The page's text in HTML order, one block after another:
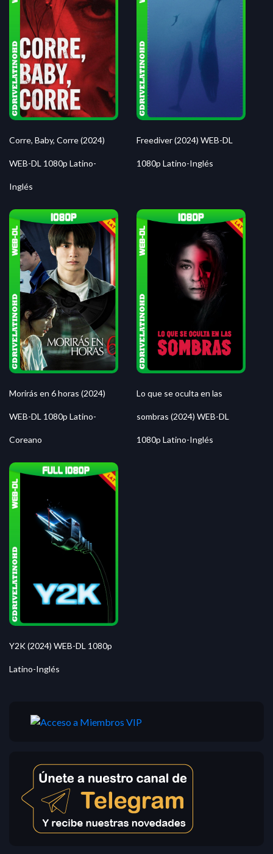
Corre, Baby, Corre (2024)
WEB-DL 1080p Latino-
Inglés
Freediver (2024) WEB-DL
1080p Latino-Inglés
Morirás en 6 horas (2024)
WEB-DL 1080p Latino-
Coreano
Lo que se oculta en las
sombras (2024) WEB-DL
1080p Latino-Inglés
Y2K (2024) WEB-DL 1080p
Latino-Inglés